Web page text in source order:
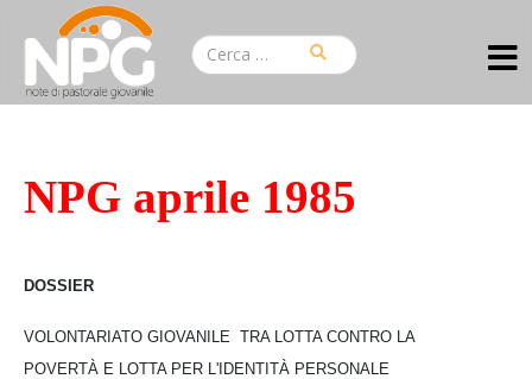
NPG aprile 1985
DOSSIER
VOLONTARIATO GIOVANILE TRA LOTTA CONTRO LA
POVERTÀ E LOTTA PER L'IDENTITÀ PERSONALE